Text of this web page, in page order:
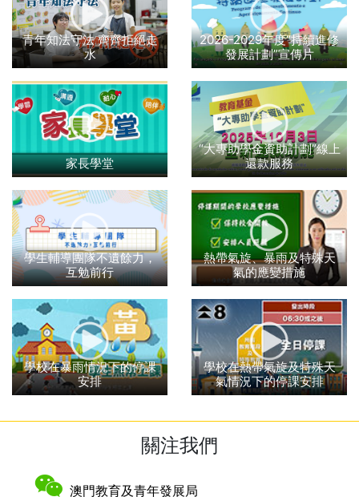
青年知法守法 齊齊拒絕走
水
2026-2029年度“持續進修
發展計劃”宣傳片
家長學堂
“大專助學金資助計劃”線上
還款服務
學生輔導團隊不遺餘力，
互勉前行
熱帶氣旋、暴雨及特殊天
氣的應變措施
學校在暴雨情況下的停課
安排
學校在熱帶氣旋及特殊天
氣情況下的停課安排
關注我們
澳門教育及青年發展局